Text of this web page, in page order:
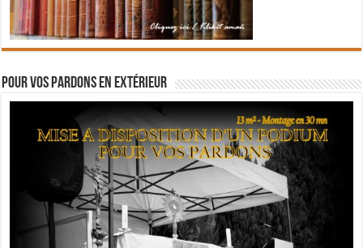
Pour vos pardons en extérieur